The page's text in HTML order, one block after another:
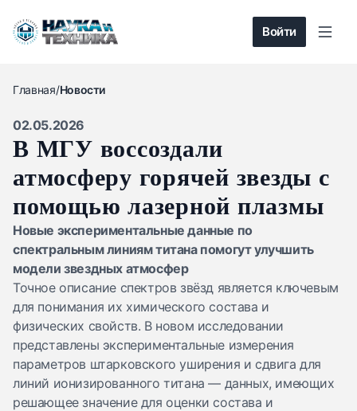
Войти
Главная/Новости
02.05.2026
В МГУ воссоздали
атмосферу горячей звезды с
помощью лазерной плазмы
Новые экспериментальные данные по
спектральным линиям титана помогут улучшить
модели звездных атмосфер
Точное описание спектров звёзд является ключевым
для понимания их химического состава и
физических свойств. В новом исследовании
представлены экспериментальные измерения
параметров штарковского уширения и сдвига для
линий ионизированного титана — данных, имеющих
решающее значение для оценки состава и